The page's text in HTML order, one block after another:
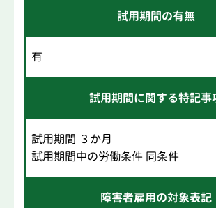
試用期間の有無
有
試用期間に関する特記事
試用期間 ３か月
試用期間中の労働条件 同条件
障害者雇用の対象表記